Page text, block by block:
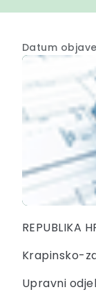
Datum
REPUBLIKA
Krapinsko-
Upravni